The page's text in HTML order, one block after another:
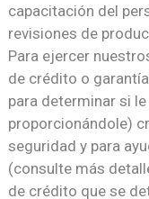
capacitación del
revisiones de
Para ejercer
de crédito o
para determinar si
proporcionándole)
seguridad y para
(consulte más
de crédito que se